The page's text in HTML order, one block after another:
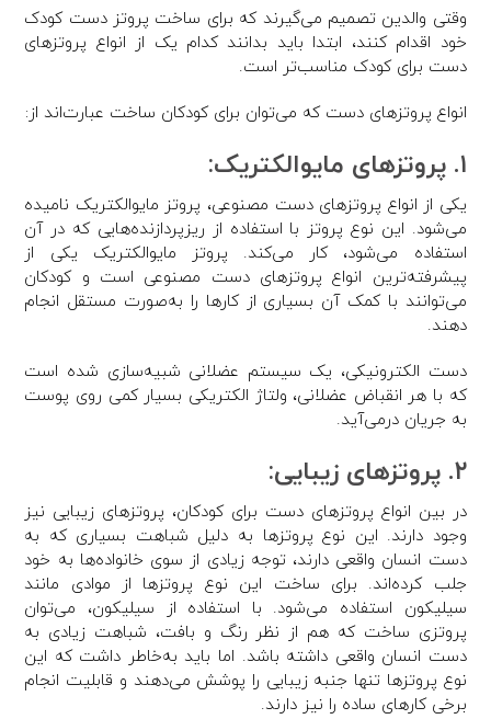
وقتی والدین تصمیم می‌گیرند که برای ساخت پروتز دست کودک
خود اقدام کنند، ابتدا باید بدانند کدام یک از انواع پروتزهای
دست برای کودک مناسب‌تر است.
انواع پروتزهای دست که می‌توان برای کودکان ساخت عبارت‌اند از:
۱. پروتزهای مایوالکتریک:
یکی از انواع پروتزهای دست مصنوعی، پروتز مایوالکتریک نامیده
می‌شود. این نوع پروتز با استفاده از ریزپردازنده‌هایی که در آن
استفاده می‌شود، کار می‌کند. پروتز مایوالکتریک یکی از
پیشرفته‌ترین انواع پروتزهای دست مصنوعی است و کودکان
می‌توانند با کمک آن بسیاری از کارها را به‌صورت مستقل انجام
دهند.
دست الکترونیکی، یک سیستم عضلانی شبیه‌سازی شده است
که با هر انقباض عضلانی، ولتاژ الکتریکی بسیار کمی روی پوست
به جریان درمی‌آید.
۲. پروتزهای زیبایی:
در بین انواع پروتزهای دست برای کودکان، پروتزهای زیبایی نیز
وجود دارند. این نوع پروتزها به دلیل شباهت بسیاری که به
دست انسان واقعی دارند، توجه زیادی از سوی خانواده‌ها به خود
جلب کرده‌اند. برای ساخت این نوع پروتزها از موادی مانند
سیلیکون استفاده می‌شود. با استفاده از سیلیکون، می‌توان
پروتزی ساخت که هم از نظر رنگ و بافت، شباهت زیادی به
دست انسان واقعی داشته باشد. اما باید به‌خاطر داشت که این
نوع پروتزها تنها جنبه زیبایی را پوشش می‌دهند و قابلیت انجام
برخی کارهای ساده را نیز دارند.